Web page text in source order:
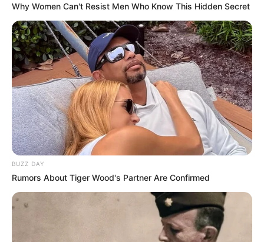
Why Women Can't Resist Men Who Know This Hidden Secret
BUZZ DAY
Rumors About Tiger Wood's Partner Are Confirmed